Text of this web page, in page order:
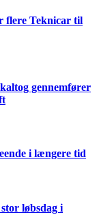
flere Teknicar til
gennemfører
i længere tid
løbsdag i